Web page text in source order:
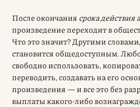
После окончания срока действия
произведение переходит в
Что это значит? Другими
становится общедоступным.
свободно использовать,
переводить, создавать на его
произведения — и все это без
выплаты какого-либо